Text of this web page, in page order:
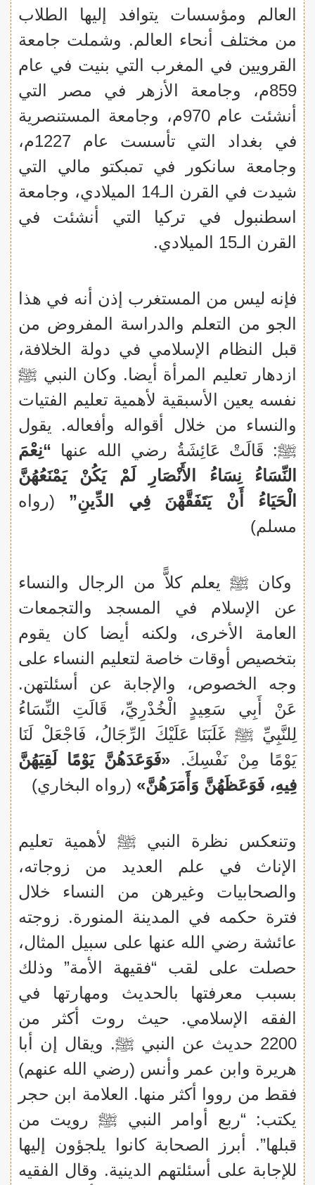
العالم ومؤسسات يتوافد إليها الطلاب
من مختلف أنحاء العالم. وشملت جامعة
القرويين في المغرب التي بنيت في عام
859م، وجامعة الأزهر في مصر التي
أنشئت عام 970م، وجامعة المستنصرية
في بغداد التي تأسست عام 1227م،
وجامعة سانكور في تمبكتو مالي التي
شيدت في القرن الـ14 الميلادي، وجامعة
اسطنبول في تركيا التي أنشئت في
القرن الـ15 الميلادي.
فإنه ليس من المستغرب إذن أنه في هذا
الجو من التعلم والدراسة المفروض من
قبل النظام الإسلامي في دولة الخلافة،
ازدهار تعليم المرأة أيضا. وكان النبي ﷺ
نفسه يعين الأسبقية لأهمية تعليم الفتيات
والنساء من خلال أقواله وأفعاله. يقول
ﷺ: قَالَتْ عَائِشَةُ رضي الله عنها “نِعْمَ
النِّسَاءُ نِسَاءُ الأَنْصَارِ لَمْ يَكُنْ يَمْنَعُهُنَّ
الْحَيَاءُ أَنْ يَتَفَقَّهْنَ فِي الدِّينِ” (رواه
مسلم)
وكان ﷺ يعلم كلاًّ من الرجال والنساء
عن الإسلام في المسجد والتجمعات
العامة الأخرى، ولكنه أيضا كان يقوم
بتخصيص أوقات خاصة لتعليم النساء على
وجه الخصوص، والإجابة عن أسئلتهن.
عَنْ أَبِي سَعِيدٍ الْخُدْرِيِّ،‏ قَالَتِ النِّسَاءُ
لِلنَّبِيِّ ﷺ غَلَبَنَا عَلَيْكَ الرِّجَالُ، فَاجْعَلْ لَنَا
يَوْمًا مِنْ نَفْسِكَ‏.‏ «فَوَعَدَهُنَّ يَوْمًا لَقِيَهُنَّ
فِيهِ، فَوَعَظَهُنَّ وَأَمَرَهُنَّ» (رواه البخاري)
وتنعكس نظرة النبي ﷺ لأهمية تعليم
الإناث في علم العديد من زوجاته،
والصحابيات وغيرهن من النساء خلال
فترة حكمه في المدينة المنورة. زوجته
عائشة رضي الله عنها على سبيل المثال،
حصلت على لقب “فقيهة الأمة” وذلك
بسبب معرفتها بالحديث ومهارتها في
الفقه الإسلامي. حيث روت أكثر من
2200 حديث عن النبي ﷺ. ويقال إن أبا
هريرة وابن عمر وأنس (رضي الله عنهم)
فقط من رووا أكثر منها. العلامة ابن حجر
يكتب: “ربع أوامر النبي ﷺ رويت من
قبلها”. أبرز الصحابة كانوا يلجؤون إليها
للإجابة على أسئلتهم الدينية. وقال الفقيه